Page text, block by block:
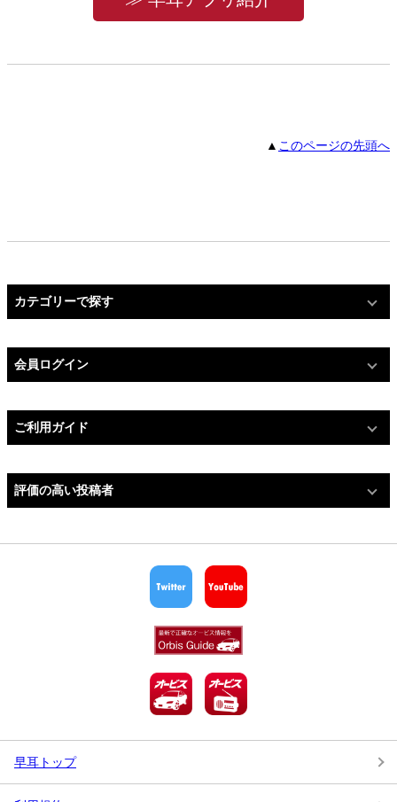
▲ このページの先頭へ
カテゴリーで探す
会員ログイン
ご利用ガイド
評価の高い投稿者
早耳トップ